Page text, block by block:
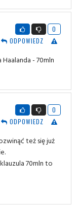
0
ODPOWIEDZ
- 70mln
0
ODPOWIEDZ
też się już
70mln to